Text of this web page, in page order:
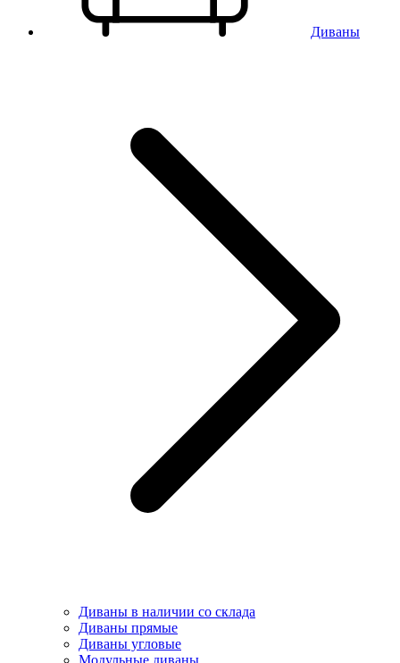
Диваны
Диваны в наличии со склада
Диваны прямые
Диваны угловые
Модульные диваны